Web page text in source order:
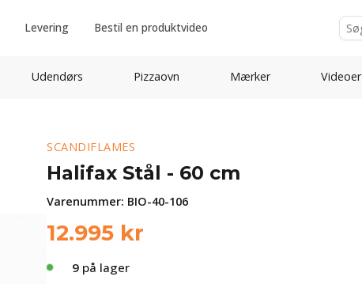
Levering Bestil en produktvideo
Udendørs Pizzaovn Mærker Videoer
SCANDIFLAMES
Halifax Stål - 60 cm
Varenummer: BIO-40-106
12.995 kr
9 på lager